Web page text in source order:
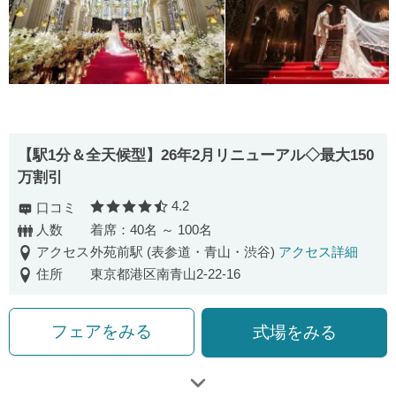
【駅1分＆全天候型】26年2月リニューアル◇最大150
万割引
口コミ 口コミ評価
4.2
人数
着席：40名 ～ 100名
アクセス外苑前駅 (表参道・青山・渋谷) アクセス詳細
住所
東京都港区南青山2-22-16
フェアをみる 式場をみる